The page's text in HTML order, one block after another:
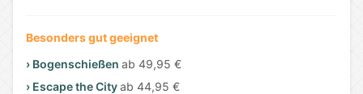
Besonders gut geeignet
› Bogenschießen ab 49,95 €
› Escape the Cityab 44,95 €